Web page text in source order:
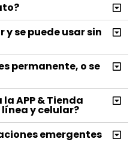
y se puede usar sin
permanente, o se
APP & Tienda
y celular?
emergentes